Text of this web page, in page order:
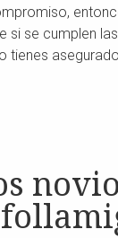
si se cumplen
tienes